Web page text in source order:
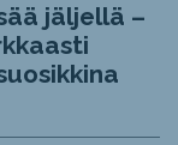
jäljellä –